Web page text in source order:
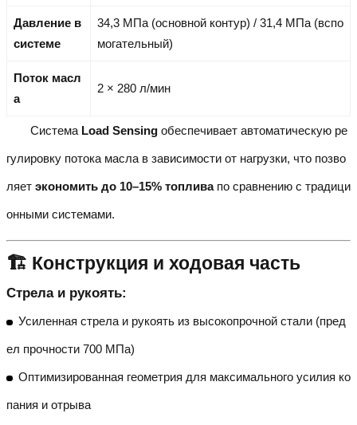
Давление в
системе
34,3 МПа (основной контур) / 31,4 МПа (вспо
могательный)
Поток масл
а
2 × 280 л/мин
Система Load Sensing обеспечивает автоматическую ре
гулировку потока масла в зависимости от нагрузки, что позво
ляет экономить до 10–15% топливапо сравнению с традици
онными системами.
🏗️ Конструкция и ходовая часть
Стрела и рукоять:
Усиленная стрела и рукоять из высокопрочной стали (пред
ел прочности 700 МПа)
Оптимизированная геометрия для максимального усилия ко
пания и отрыва